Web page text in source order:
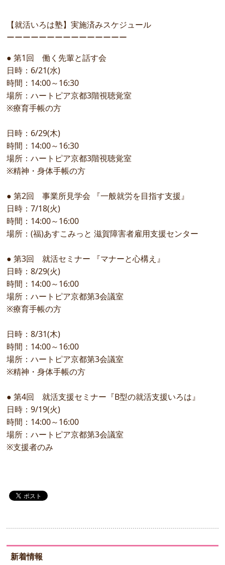
【就活いろは塾】実施済みスケジュール
ーーーーーーーーーーーーーーー
● 第1回 働く先輩と話す会
日時：6/21(水)
時間：14:00～16:30
場所：ハートピア京都3階視聴覚室
※療育手帳の方
日時：6/29(木)
時間：14:00～16:30
場所：ハートピア京都3階視聴覚室
※精神・身体手帳の方
● 第2回 事業所見学会 『一般就労を目指す支援』
日時：7/18(火)
時間：14:00～16:00
場所：(福)あすこみっと 滋賀障害者雇用支援センター
● 第3回 就活セミナー 『マナーと心構え』
日時：8/29(火)
時間：14:00～16:00
場所：ハートピア京都第3会議室
※療育手帳の方
日時：8/31(木)
時間：14:00～16:00
場所：ハートピア京都第3会議室
※精神・身体手帳の方
● 第4回 就活支援セミナー『B型の就活支援いろは』
日時：9/19(火)
時間：14:00～16:00
場所：ハートピア京都第3会議室
※支援者のみ
新着情報